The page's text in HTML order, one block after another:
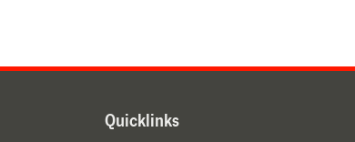
Quicklinks